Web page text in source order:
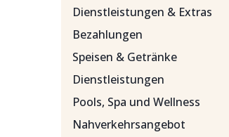
Dienstleistungen & Extras
Bezahlungen
Speisen & Getränke
Dienstleistungen
Pools, Spa und Wellness
Nahverkehrsangebot